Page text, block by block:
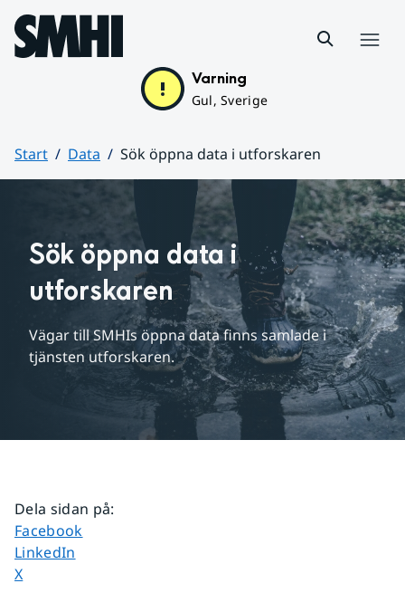
Hoppa till sidans innehåll
Varning
Gul, Sverige
Start Data
Sök öppna data i utforskaren
Huvudinnehåll
Sök öppna data i
utforskaren
Vägar till SMHIs öppna data finns samlade i
tjänsten utforskaren.
Dela sidan på:
Dela sidan på
Facebook
Dela sidan på
LinkedIn
Dela sidan på
X